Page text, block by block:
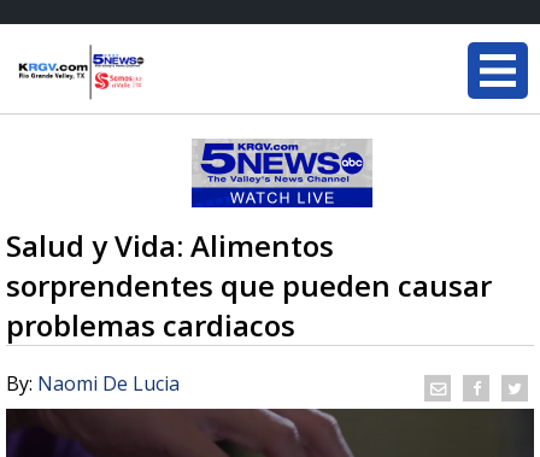
Salud y Vida: Alimentos
sorprendentes que pueden causar
problemas cardiacos
By: Naomi De Lucia